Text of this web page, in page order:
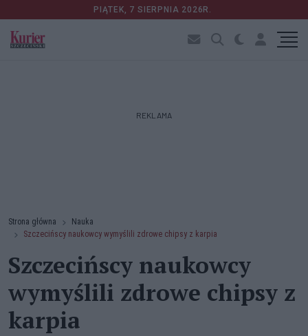
PIĄTEK, 7 SIERPNIA 2026R.
REKLAMA
Strona główna
Nauka
Szczecińscy naukowcy wymyślili zdrowe chipsy z karpia
Szczecińscy naukowcy
wymyślili zdrowe chipsy z
karpia